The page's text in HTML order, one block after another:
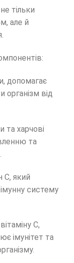
тільки
але й
допомагає
організм від
та харчові
та
С, який
систему
С,
імунітет та